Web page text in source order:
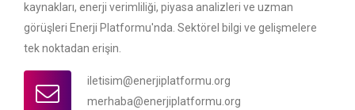
kaynakları, enerji verimliliği, piyasa analizleri ve uzman
görüşleri Enerji Platformu'nda. Sektörel bilgi ve gelişmelere
tek noktadan erişin.
iletisim@enerjiplatformu.org
merhaba@enerjiplatformu.org